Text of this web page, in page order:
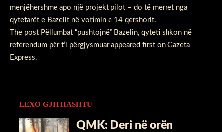
menjëhershme apo një projekt pilot – do të merret nga
qytetarët e Bazelit në votimin e 14 qershorit.
The post Pëllumbat “pushtojnë” Bazelin, qyteti shkon në
referendum për t’i përgjysmuarappeared first on Gazeta
Express.
LEXO GJITHASHTU
QMK: Deri në orën